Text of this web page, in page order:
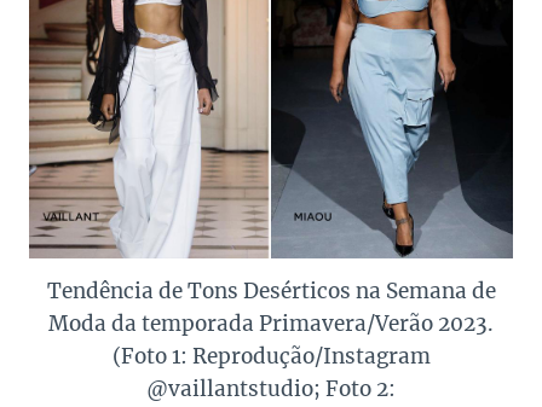
Tendência de Tons Desérticos na Semana de
Moda da temporada Primavera/Verão 2023.
(Foto 1: Reprodução/Instagram
@vaillantstudio; Foto 2: